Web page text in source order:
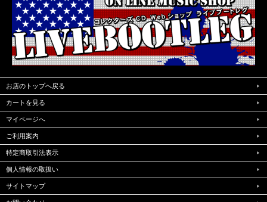
お店のトップへ戻る
カートを見る
マイページへ
ご利用案内
特定商取引法表示
個人情報の取扱い
サイトマップ